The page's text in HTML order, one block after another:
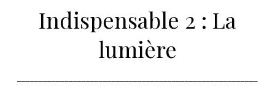
Indispensable 2 : La
lumière